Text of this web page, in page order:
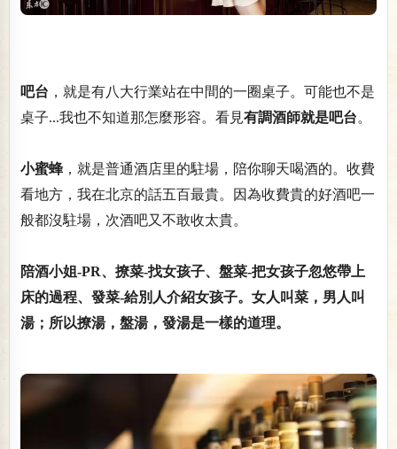
吧台 ，就是有八大行業站在中間的一圈桌子。可能也不是
桌子...我也不知道那怎麼形容。看見有調酒師就是吧台。
小蜜蜂 ，就是普通酒店里的駐場，陪你聊天喝酒的。收費
看地方，我在北京的話五百最貴。因為收費貴的好酒吧一
般都沒駐場，次酒吧又不敢收太貴。
陪酒小姐-PR、撩菜-找女孩子、盤菜-把女孩子忽悠帶上
床的過程、發菜-給別人介紹女孩子。女人叫菜，男人叫
湯；所以撩湯，盤湯，發湯是一樣的道理。